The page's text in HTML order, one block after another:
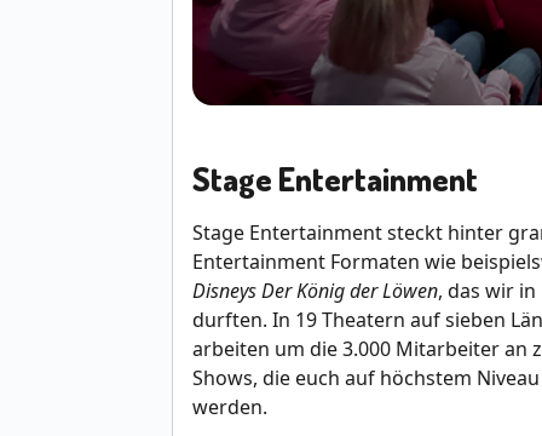
Stage Entertainment
Stage Entertainment steckt hinter
Entertainment Formaten wie
Disneys Der König der Löwen, das wir in
durften. In 19 Theatern auf sieben
arbeiten um die 3.000 Mitarbeiter an
Shows, die euch auf höchstem
werden.